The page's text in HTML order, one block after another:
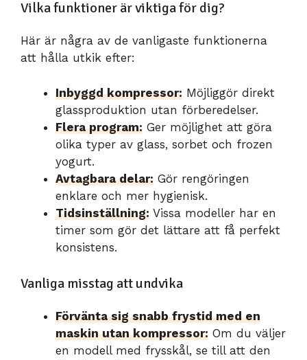
Vilka funktioner är viktiga för dig?
Här är några av de vanligaste funktionerna
att hålla utkik efter:
Inbyggd kompressor: Möjliggör direkt
glassproduktion utan förberedelser.
Flera program: Ger möjlighet att göra
olika typer av glass, sorbet och frozen
yogurt.
Avtagbara delar: Gör rengöringen
enklare och mer hygienisk.
Tidsinställning: Vissa modeller har en
timer som gör det lättare att få perfekt
konsistens.
Vanliga misstag att undvika
Förvänta sig snabb frystid med en
maskin utan kompressor: Om du väljer
en modell med frysskål, se till att den